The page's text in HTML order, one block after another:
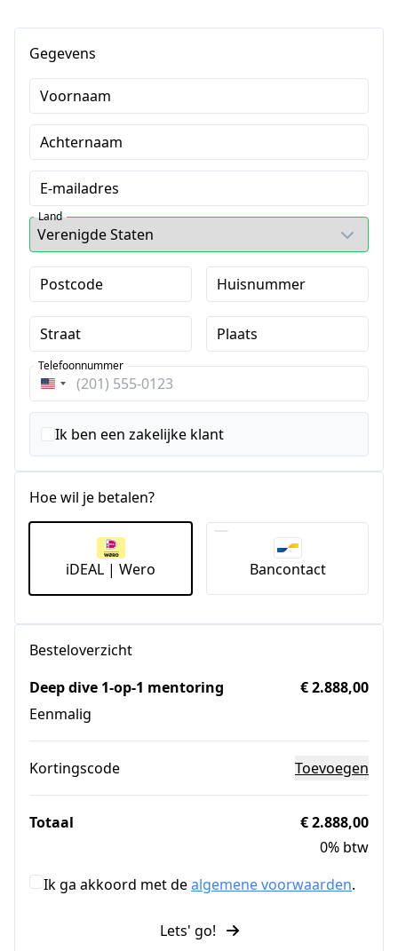
Gegevens
Voornaam
Achternaam
E-mailadres
Land
Postcode Huisnummer
Straat Plaats
Verenigde
Staten
+1
Telefoonnummer
Ik ben een zakelijke klant
Hoe wil je betalen?
iDEAL | Wero Bancontact
Besteloverzicht
Deep dive 1-op-1 mentoring
Eenmalig
€ 2.888,00
Kortingscode Toevoegen
Totaal
€ 2.888,00
0% btw
Ik ga akkoord met dealgemene voorwaarden.
Lets' go!